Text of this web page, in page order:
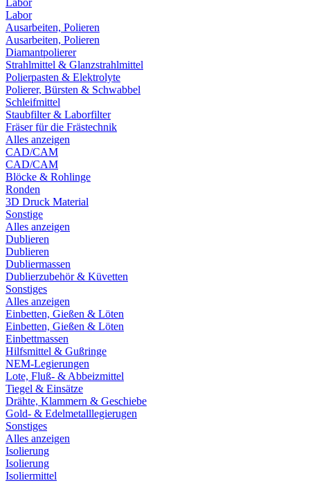
Labor
Labor
Ausarbeiten, Polieren
Ausarbeiten, Polieren
Diamantpolierer
Strahlmittel & Glanzstrahlmittel
Polierpasten & Elektrolyte
Polierer, Bürsten & Schwabbel
Schleifmittel
Staubfilter & Laborfilter
Fräser für die Frästechnik
Alles anzeigen
CAD/CAM
CAD/CAM
Blöcke & Rohlinge
Ronden
3D Druck Material
Sonstige
Alles anzeigen
Dublieren
Dublieren
Dubliermassen
Dublierzubehör & Küvetten
Sonstiges
Alles anzeigen
Einbetten, Gießen & Löten
Einbetten, Gießen & Löten
Einbettmassen
Hilfsmittel & Gußringe
NEM-Legierungen
Lote, Fluß- & Abbeizmittel
Tiegel & Einsätze
Drähte, Klammern & Geschiebe
Gold- & Edelmetalllegierugen
Sonstiges
Alles anzeigen
Isolierung
Isolierung
Isoliermittel